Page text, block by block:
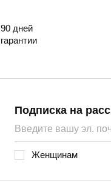
90 дней
гарантии
Подписка на
Женщинам